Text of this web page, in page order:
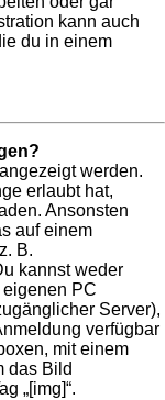
kann auch
du in einem
werden.
erlaubt hat,
Ansonsten
auf einem
B.
kannst weder
PC
Server),
verfügbar
mit einem
das Bild
„[img]“.